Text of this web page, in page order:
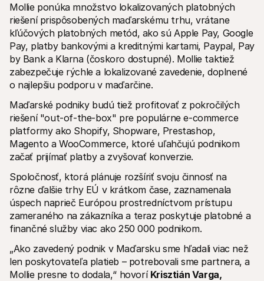
Príďte pracovať k nám - hľadáme
nových zamestnancov!
Kontakt
Pre nakupujúcich
Zistite, prečo sa Mollie objavila vo vašom bankovom výpise
Pre zákazníkov Mollie
Kontaktujte náš tím zákazníckej podpory
Kontaktujte obchodné oddelenie
Zistite, ako môžeme pomôcť vašej firme
Mollie ponúka množstvo lokalizovaných platobných
riešení prispôsobených maďarskému trhu, vrátane
kľúčových platobných metód, ako sú Apple Pay, Google
Pay, platby bankovými a kreditnými kartami, Paypal, Pay
by Bank a Klarna (čoskoro dostupné). Mollie taktiež
zabezpečuje rýchle a lokalizované zavedenie, doplnené
o najlepšiu podporu v maďarčine.
Maďarské podniky budú tiež profitovať z pokročilých
riešení "out-of-the-box" pre populárne e-commerce
platformy ako Shopify, Shopware, Prestashop,
Magento a WooCommerce, ktoré uľahčujú podnikom
začať prijímať platby a zvyšovať konverzie.
Spoločnosť, ktorá plánuje rozšíriť svoju činnosť na
rôzne ďalšie trhy EÚ v krátkom čase, zaznamenala
úspech naprieč Európou prostredníctvom prístupu
zameraného na zákazníka a teraz poskytuje platobné a
finančné služby viac ako 250 000 podnikom.
„Ako zavedený podnik v Maďarsku sme hľadali viac než
len poskytovateľa platieb – potrebovali sme partnera, a
Mollie presne to dodala,“ hovorí Krisztián Varga,